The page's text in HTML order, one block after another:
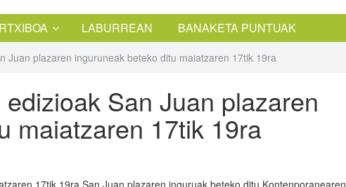
LABURREAN BANAKETA PUNTUAK
Juan plazaren inguruneak beteko ditu maiatzaren 17tik 19ra
San Juan plazaren
maiatzaren 17tik 19ra
17tik 19ra San Juan plazaren inguruak beteko ditu Kontenporanearen